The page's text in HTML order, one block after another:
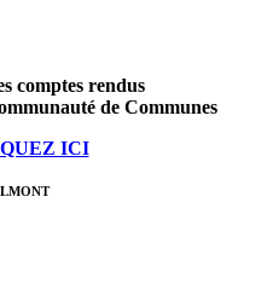
comptes rendus
de Communes
ICI